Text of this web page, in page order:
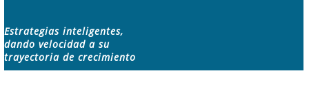
Estrategias inteligentes,
dando velocidad a su
trayectoria de crecimiento